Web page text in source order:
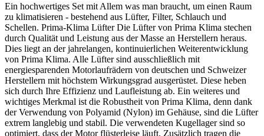
Ein hochwertiges Set mit Allem was man braucht, um einen Raum
zu klimatisieren - bestehend aus Lüfter, Filter, Schlauch und
Schellen. Prima-Klima Lüfter Die Lüfter von Prima Klima stechen
durch Qualität und Leistung aus der Masse an Herstellern heraus.
Dies liegt an der jahrelangen, kontinuierlichen Weiterentwicklung
von Prima Klima. Alle Lüfter sind ausschließlich mit
energiesparenden Motorlaufrädern von deutschen und Schweizer
Herstellern mit höchstem Wirkungsgrad ausgerüstet. Diese heben
sich durch Ihre Effizienz und Laufleistung ab. Ein weiteres und
wichtiges Merkmal ist die Robustheit von Prima Klima, denn dank
der Verwendung von Polyamid (Nylon) im Gehäuse, sind die Lüfter
extrem langlebig und stabil. Die verwendeten Kugellager sind so
optimiert, dass der Motor flüsterleise läuft. Zusätzlich tragen die